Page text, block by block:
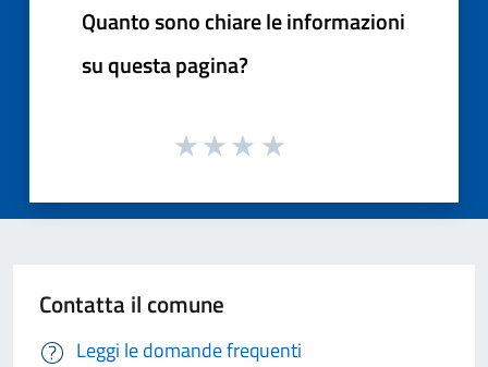
Quanto sono chiare le informazioni
su questa pagina?
Contatta il comune
Leggi le domande frequenti